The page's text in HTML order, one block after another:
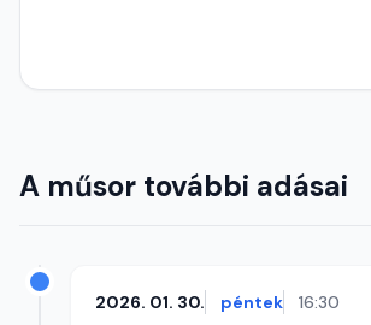
A műsor további adásai
2026. 01. 30. péntek 16:30